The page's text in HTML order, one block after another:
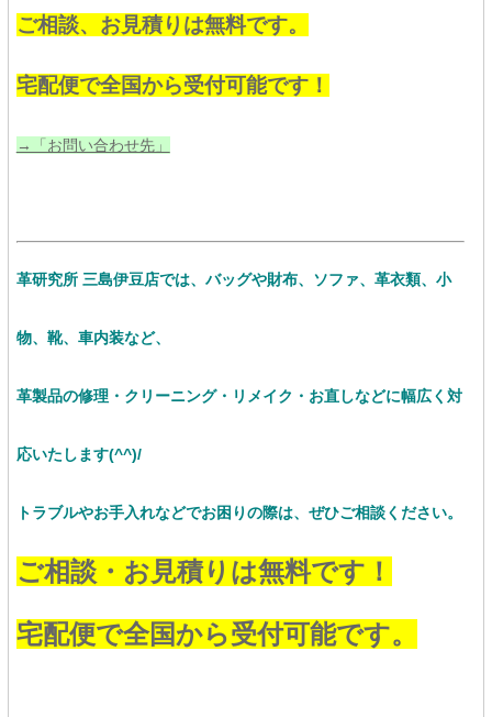
ご相談、お見積りは無料です。
宅配便で全国から受付可能です！
→「お問い合わせ先」
革研究所 三島伊豆店では、バッグや財布、ソファ、革衣類、小
物、靴、車内装など、
革製品の修理・クリーニング・リメイク・お直しなどに幅広く対
応いたします(^^)/
トラブルやお手入れなどでお困りの際は、ぜひご相談ください。
ご相談・お見積りは無料です！
宅配便で全国から受付可能です。